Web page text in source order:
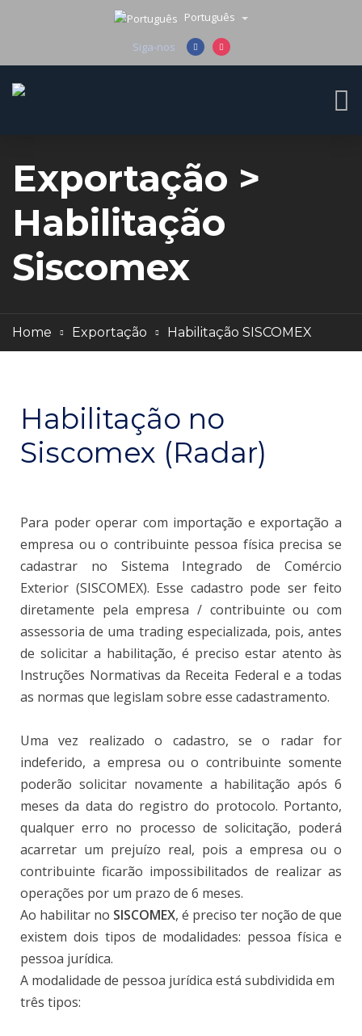
Português
Siga-nos
Exportação >
Habilitação
Siscomex
Home Exportação Habilitação SISCOMEX
Habilitação no
Siscomex (Radar)
Para poder operar com importação e exportação a
empresa ou o contribuinte pessoa física precisa se
cadastrar no Sistema Integrado de Comércio
Exterior (SISCOMEX). Esse cadastro pode ser feito
diretamente pela empresa / contribuinte ou com
assessoria de uma trading especializada, pois, antes
de solicitar a habilitação, é preciso estar atento às
Instruções Normativas da Receita Federal e a todas
as normas que legislam sobre esse cadastramento.
Uma vez realizado o cadastro, se o radar for
indeferido, a empresa ou o contribuinte somente
poderão solicitar novamente a habilitação após 6
meses da data do registro do protocolo. Portanto,
qualquer erro no processo de solicitação, poderá
acarretar um prejuízo real, pois a empresa ou o
contribuinte ficarão impossibilitados de realizar as
operações por um prazo de 6 meses.
Ao habilitar no SISCOMEX, é preciso ter noção de que
existem dois tipos de modalidades: pessoa física e
pessoa jurídica.
A modalidade de pessoa jurídica está subdividida em
três tipos: